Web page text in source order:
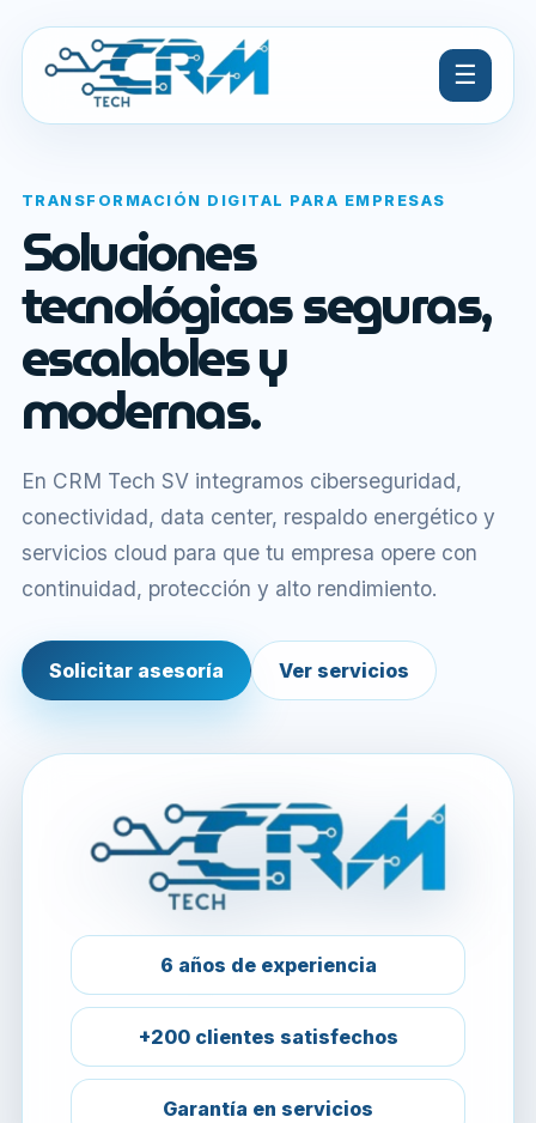
☰
TRANSFORMACIÓN DIGITAL PARA EMPRESAS
Soluciones
tecnológicas seguras,
escalables y
modernas.
En CRM Tech SV integramos ciberseguridad,
conectividad, data center, respaldo energético y
servicios cloud para que tu empresa opere con
continuidad, protección y alto rendimiento.
Solicitar asesoría Ver servicios
6 años de experiencia
+200 clientes satisfechos
Garantía en servicios